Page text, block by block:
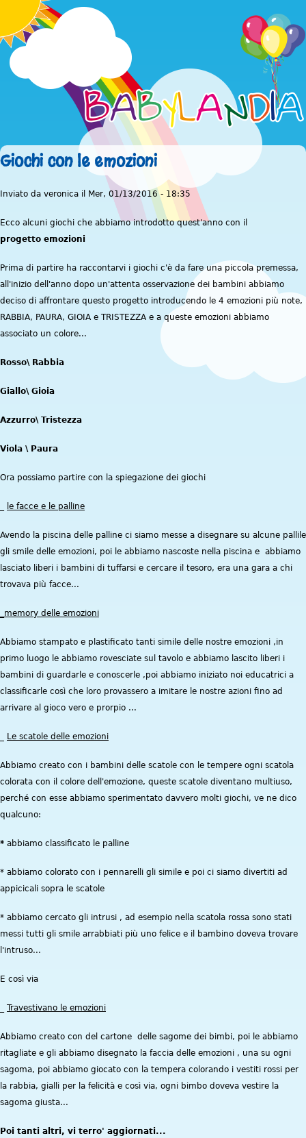
Giochi con le emozioni
Inviato da veronica il Mer, 01/13/2016 - 18:35
Ecco alcuni giochi che abbiamo introdotto quest'anno con il
progetto emozioni
Prima di partire ha raccontarvi i giochi c'è da fare una piccola premessa,
all'inizio dell'anno dopo un'attenta osservazione dei bambini abbiamo
deciso di affrontare questo progetto introducendo le 4 emozioni più note,
RABBIA, PAURA, GIOIA e TRISTEZZA e a queste emozioni abbiamo
associato un colore...
Rosso\ Rabbia
Giallo\ Gioia
Azzurro\ Tristezza
Viola \ Paura
Ora possiamo partire con la spiegazione dei giochi
le facce e le palline
Avendo la piscina delle palline ci siamo messe a disegnare su alcune pallile
gli smile delle emozioni, poi le abbiamo nascoste nella piscina e abbiamo
lasciato liberi i bambini di tuffarsi e cercare il tesoro, era una gara a chi
trovava più facce...
_memory delle emozioni
Abbiamo stampato e plastificato tanti simile delle nostre emozioni ,in
primo luogo le abbiamo rovesciate sul tavolo e abbiamo lascito liberi i
bambini di guardarle e conoscerle ,poi abbiamo iniziato noi educatrici a
classificarle così che loro provassero a imitare le nostre azioni fino ad
arrivare al gioco vero e prorpio ...
Le scatole delle emozioni
Abbiamo creato con i bambini delle scatole con le tempere ogni scatola
colorata con il colore dell'emozione, queste scatole diventano multiuso,
perché con esse abbiamo sperimentato davvero molti giochi, ve ne dico
qualcuno:
* abbiamo classificato le palline
* abbiamo colorato con i pennarelli gli simile e poi ci siamo divertiti ad
appicicali sopra le scatole
* abbiamo cercato gli intrusi , ad esempio nella scatola rossa sono stati
messi tutti gli smile arrabbiati più uno felice e il bambino doveva trovare
l'intruso...
E così via
Travestivano le emozioni
Abbiamo creato con del cartone delle sagome dei bimbi, poi le abbiamo
ritagliate e gli abbiamo disegnato la faccia delle emozioni , una su ogni
sagoma, poi abbiamo giocato con la tempera colorando i vestiti rossi per
la rabbia, gialli per la felicità e così via, ogni bimbo doveva vestire la
sagoma giusta...
Poi tanti altri, vi terro' aggiornati...